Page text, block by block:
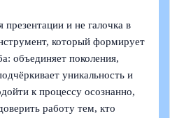
и не галочка в
который формирует
объединяет поколения,
уникальность и
к процессу осознанно,
работу тем, кто